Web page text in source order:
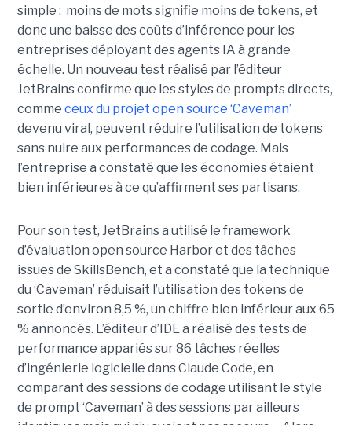
simple : moins de mots signifie moins de tokens, et
donc une baisse des coûts d’inférence pour les
entreprises déployant des agents IA à grande
échelle. Un nouveau test réalisé par l’éditeur
JetBrains confirme que les styles de prompts directs,
comme ceux du projet open source ‘Caveman’
devenu viral, peuvent réduire l’utilisation de tokens
sans nuire aux performances de codage. Mais
l’entreprise a constaté que les économies étaient
bien inférieures à ce qu’affirment ses partisans.
Pour son test, JetBrains a utilisé le framework
d’évaluation open source Harbor et des tâches
issues de SkillsBench, et a constaté que la technique
du ‘Caveman’ réduisait l’utilisation des tokens de
sortie d’environ 8,5 %, un chiffre bien inférieur aux 65
% annoncés. L’éditeur d’IDE a réalisé des tests de
performance appariés sur 86 tâches réelles
d’ingénierie logicielle dans Claude Code, en
comparant des sessions de codage utilisant le style
de prompt ‘Caveman’ à des sessions par ailleurs